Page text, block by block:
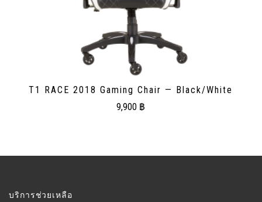
T1 RACE 2018 Gaming Chair — Black/White
9,900 ฿
บริการช่วยเหลือ